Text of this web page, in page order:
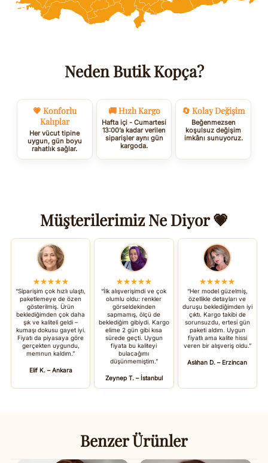
Neden Butik Kopça?
💗 Konforlu
Kalıplar
Her vücut tipine
uygun, gün boyu
rahatlık sağlar.
🚚 Hızlı Kargo
Hafta içi - Cumartesi
13:00’a kadar verilen
siparişler aynı gün
kargoda.
🔄 Kolay Değişim
Beğenmezsen
koşulsuz değişim
imkânı sunuyoruz.
Müşterilerimiz Ne Diyor 💗
★★★★★
“Siparişim çok hızlı ulaştı,
paketlemeye de özen
gösterilmiş. Ürün
beklediğimden çok daha
şık ve kaliteli geldi –
kumaşı dokusu gayet iyi.
Fiyatı da piyasaya göre
gerçekten uygundu,
memnun kaldım.”
Elif K. – Ankara
★★★★★
“İlk alışverişimdi ve çok
olumlu oldu: renkler
görseldekinden
sapmamış, ölçü de
beklediğim gibiydi. Kargo
elime 2 gün gibi kısa
sürede geçti. Uygun
fiyata bu kaliteyi
bulacağımı
düşünmemiştim.”
Zeynep T. – İstanbul
★★★★★
“Her model güzelmiş,
özellikle detayları ve
duruşu beklediğimden iyi
çıktı. Kargo takibi de
sorunsuzdu, ertesi gün
paketi aldım. Uygun
fiyatlı ama kalite hissi
veren bir alışveriş oldu.”
Aslıhan D. – Erzincan
Benzer Ürünler